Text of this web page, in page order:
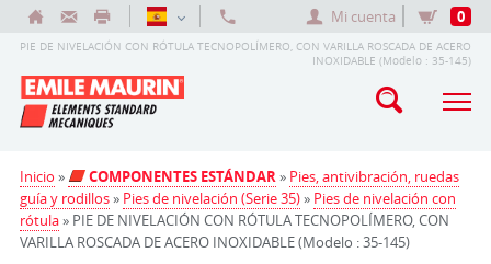
Mi cuenta 0
PIE DE NIVELACIÓN CON RÓTULA TECNOPOLÍMERO, CON VARILLA ROSCADA DE ACERO
INOXIDABLE (Modelo : 35-145)
Inicio » COMPONENTES ESTÁNDAR» Pies, antivibración, ruedas
guía y rodillos» Pies de nivelación (Serie 35)» Pies de nivelación con
rótula» PIE DE NIVELACIÓN CON RÓTULA TECNOPOLÍMERO, CON
VARILLA ROSCADA DE ACERO INOXIDABLE (Modelo : 35-145)